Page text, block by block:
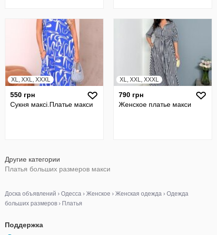
XL, XXL, XXXL
550 грн
Сукня максi.Платье макси
XL, XXL, XXXL
790 грн
Женское платье макси
Другие категории
Платья больших размеров макси
Доска объявлений › Одесса › Женское › Женская одежда › Одежда
больших размеров › Платья
Поддержка